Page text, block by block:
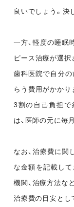
良いでしょう。決
一方、軽度の睡眠
ピース治療が選択
歯科医院で自分
らう費用がかかり
3割の自己負担で
は、医師の元に毎
なお、治療費に関
な金額を記載し
機関、治療方法な
治療費の目安とし